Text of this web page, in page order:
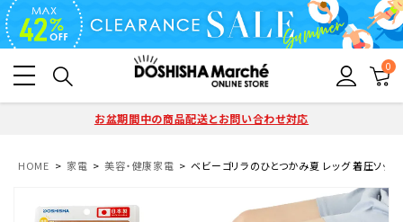
0
お盆期間中の商品配送とお問い合わせ対応
HOME 家電 美容・健康家電 ベビーゴリラのひとつかみ夏 レッグ 着圧ソック